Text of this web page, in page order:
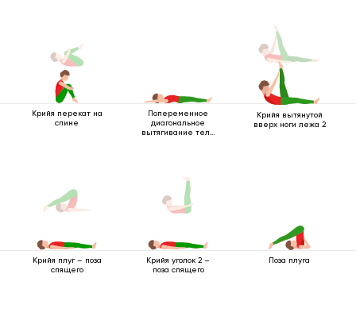
Крийя перекат на
спине
Попеременное
диагональное
вытягивание тела
Крийя вытянутой
вверх ноги лежа 2
Крийя плуг – поза
спящего
Крийя уголок 2 –
поза спящего
Поза плуга